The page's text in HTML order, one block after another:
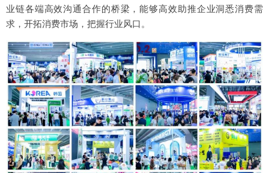
业链各端高效沟通合作的桥梁，能够高效助推企业洞悉消费需
求，开拓消费市场，把握行业风口。